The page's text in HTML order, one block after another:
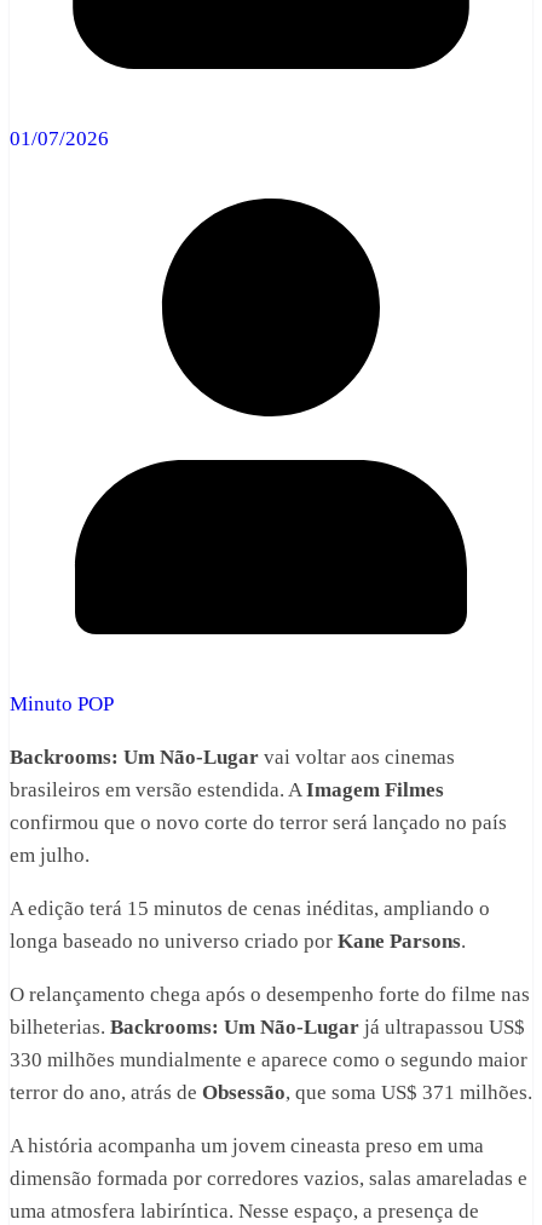
01/07/2026
Minuto POP
Backrooms: Um Não-Lugar vai voltar aos cinemas
brasileiros em versão estendida. AImagem Filmes
confirmou que o novo corte do terror será lançado no país
em julho.
A edição terá 15 minutos de cenas inéditas, ampliando o
longa baseado no universo criado por Kane Parsons.
O relançamento chega após o desempenho forte do filme nas
bilheterias. Backrooms: Um Não-Lugar já ultrapassou US$
330 milhões mundialmente e aparece como o segundo maior
terror do ano, atrás de Obsessão, que soma US$ 371 milhões.
A história acompanha um jovem cineasta preso em uma
dimensão formada por corredores vazios, salas amareladas e
uma atmosfera labiríntica. Nesse espaço, a presença de